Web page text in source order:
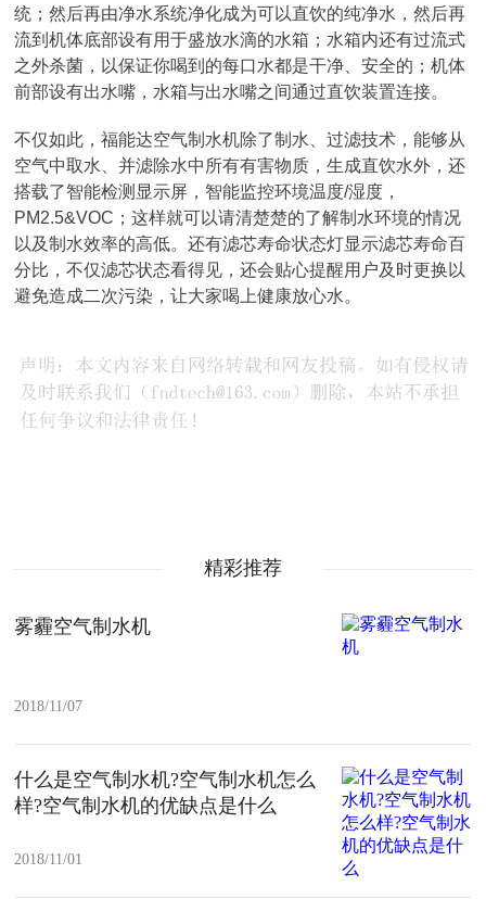
统；然后再由净水系统净化成为可以直饮的纯净水，然后再
流到机体底部设有用于盛放水滴的水箱；水箱内还有过流式
之外杀菌，以保证你喝到的每口水都是干净、安全的；机体
前部设有出水嘴，水箱与出水嘴之间通过直饮装置连接。
不仅如此，福能达空气制水机除了制水、过滤技术，能够从
空气中取水、并滤除水中所有有害物质，生成直饮水外，还
搭载了智能检测显示屏，智能监控环境温度/湿度，
PM2.5&VOC；这样就可以请清楚楚的了解制水环境的情况
以及制水效率的高低。还有滤芯寿命状态灯显示滤芯寿命百
分比，不仅滤芯状态看得见，还会贴心提醒用户及时更换以
避免造成二次污染，让大家喝上健康放心水。
精彩推荐
雾霾空气制水机
2018/11/07
什么是空气制水机?空气制水机怎么
样?空气制水机的优缺点是什么
2018/11/01